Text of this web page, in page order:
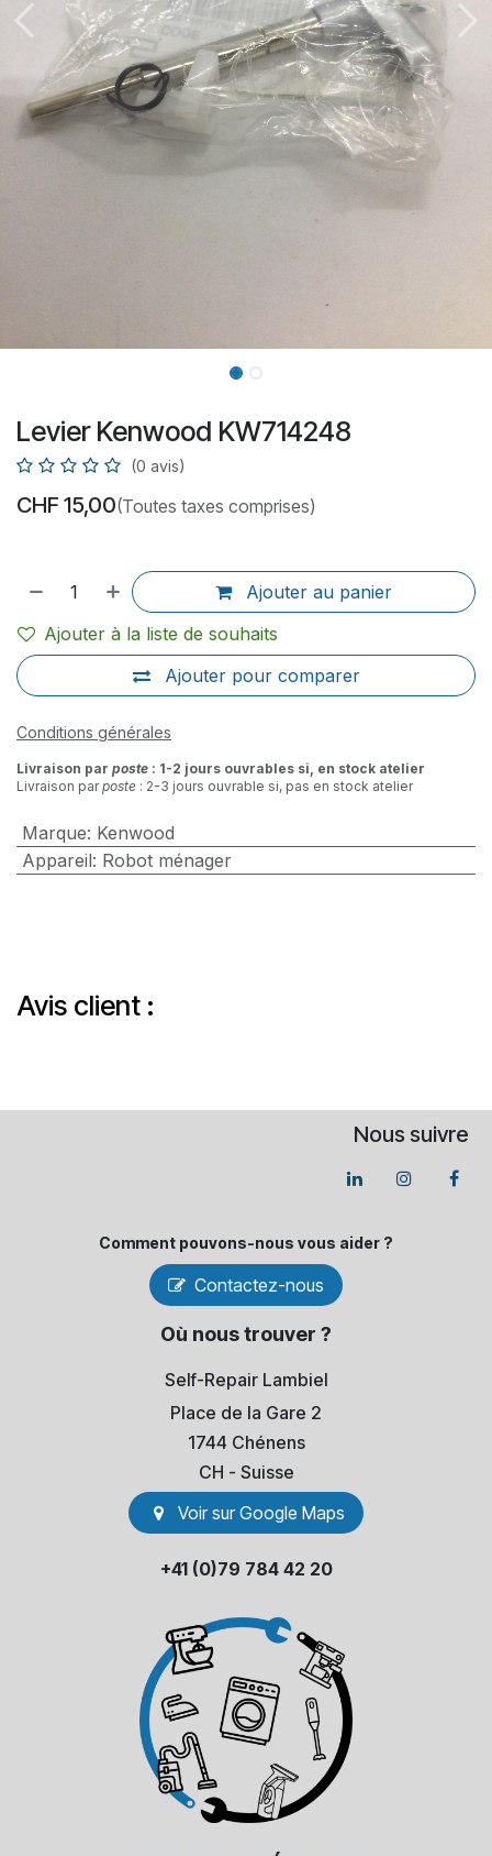
Levier Kenwood KW714248
(0 avis)
CHF 15,00(Toutes taxes comprises)
Ajouter au panier
Ajouter pour comparer
Ajouter à la liste de souhaits
Conditions générales
Livraison par poste : 1-2 jours ouvrables si, en stock atelier
Livraison parposte : 2-3 jours ouvrable si, pas en stock atelier
Marque: Kenwood
Appareil: Robot ménager
Avis client :
Nous suivre
Comment pouvons-​nous vous aider ?
Contactez-nous
Où nous trouver ?
Self-Repair Lambiel
Place de la Gare 2
1744 Chénens
​CH - Suisse
Voir sur Go​​ogle Maps
+41 (0)79 784 42 20